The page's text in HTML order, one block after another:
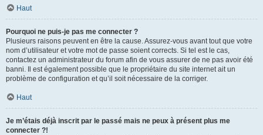
Haut
Pourquoi ne puis-je pas me connecter ?
Plusieurs raisons peuvent en être la cause. Assurez-vous avant tout que votre
nom d’utilisateur et votre mot de passe soient corrects. Si tel est le cas,
contactez un administrateur du forum afin de vous assurer de ne pas avoir été
banni. Il est également possible que le propriétaire du site internet ait un
problème de configuration et qu’il soit nécessaire de la corriger.
Haut
Je m’étais déjà inscrit par le passé mais ne peux à présent plus me
connecter ?!